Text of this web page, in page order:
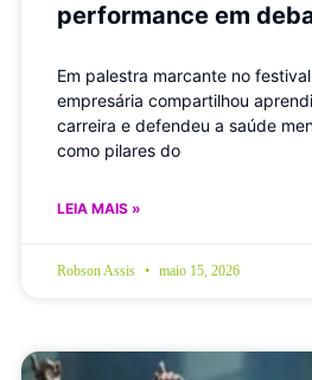
performance em
Em palestra marcante no
empresária compartilhou
carreira e defendeu a saúde
como pilares do
LEIA MAIS »
Robson Assis maio 15, 2026